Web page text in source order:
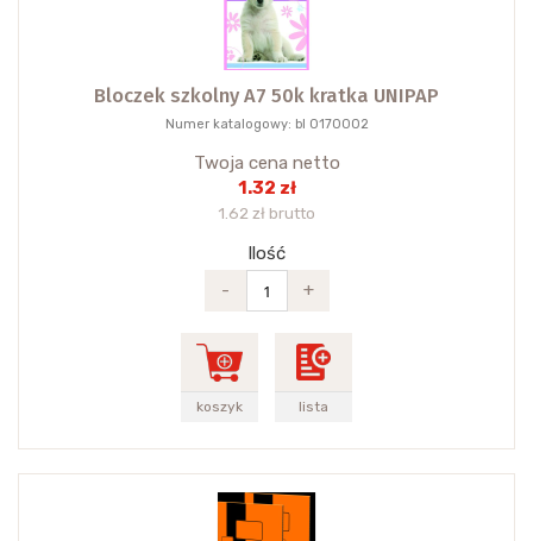
Bloczek szkolny A7 50k kratka UNIPAP
Numer katalogowy: bl 0170002
Twoja cena netto
1.32 zł
1.62 zł brutto
Ilość
-
+
koszyk lista